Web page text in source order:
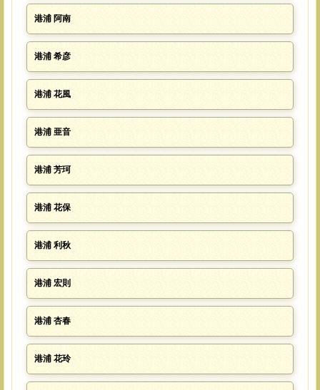
港浦 阿南
港浦 希彦
港浦 花風
港浦 亜音
港浦 芳珂
港浦 花保
港浦 利秋
港浦 宏則
港浦 杏春
港浦 花玲